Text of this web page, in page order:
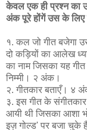
केवल एक ही प्रश्न का
अंक पूरे होंगें उस के लिए
१. कल जो गीत बजेगा
दो कड़ियों का आलेख
का नाम जिसका यह
निम्मी। २ अंक।
२. गीतकार बताएँ। ४
३. इस गीत के
आयी थी जिसका आशा
इज़ गोल्ड' पर बजा चुके